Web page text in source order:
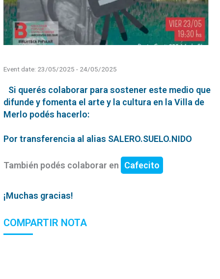
Event date: 23/05/2025 - 24/05/2025
Si querés colaborar para sostener este medio que
difunde y fomenta el arte y la cultura en la Villa de
Merlo podés hacerlo:
Por transferencia al alias SALERO.SUELO.NIDO
También podés colaborar en Cafecito
¡Muchas gracias!
COMPARTIR NOTA